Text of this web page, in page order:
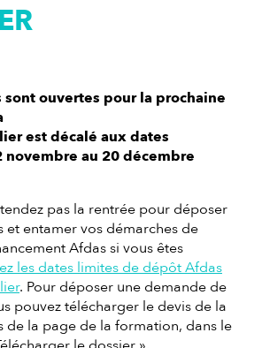
sont ouvertes pour la prochaine
est décalé aux dates
novembre au 20 décembre
pas la rentrée pour déposer
et entamer vos démarches de
Afdas si vous êtes
les dates limites de dépôt Afdas
. Pour déposer une demande de
pouvez télécharger le devis de la
de la page de la formation, dans le